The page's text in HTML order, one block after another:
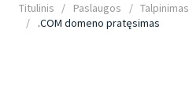
Titulinis Paslaugos Talpinimas
.COM domeno pratęsimas